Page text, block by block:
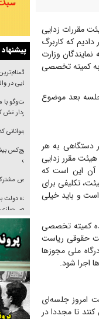
مقررات زدایی
که کاربرگ
وزارت
به کمیته تخصصی
در جلسه بعد موضوع
دستگاهی به هر
مقرر زدایی
آن این است که
تکلیفی برای
و باید خیلی
کمیته تخصصی
حقوقی ریاست
ملی مجوزها
اجرا شود.
امروز جلسه‌ای
تا مجددا در
از
شناسایی در والفجر۲ تا حضور در
گفت‌وگو
فیلمبردار غش
هیچ‌کس
نیست
رقص
دنده
خصوصی‌سازی
غریزه‌ی
با متهم
گفت‌وگو
پیکر بی‌سر
نسلی که